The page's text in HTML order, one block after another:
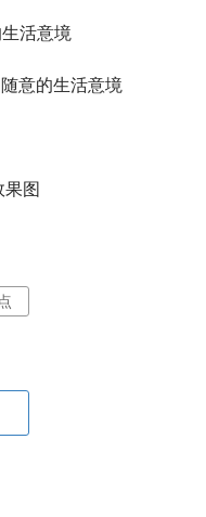
意的生活意境
果图